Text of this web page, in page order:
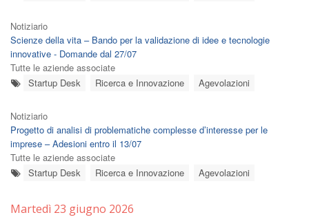
Notiziario
Scienze della vita – Bando per la validazione di idee e tecnologie
innovative - Domande dal 27/07
Tutte le aziende associate
Startup Desk
Ricerca e Innovazione Agevolazioni
Notiziario
Progetto di analisi di problematiche complesse d’interesse per le
imprese – Adesioni entro il 13/07
Tutte le aziende associate
Startup Desk
Ricerca e Innovazione Agevolazioni
Martedì 23 giugno 2026